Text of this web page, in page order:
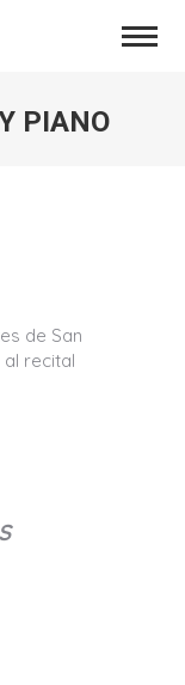
PIANO
de San
recital